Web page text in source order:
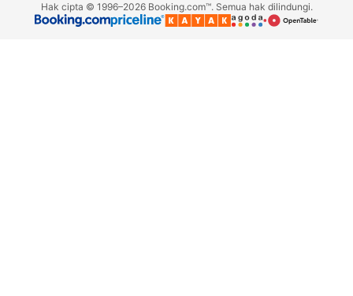
Hak cipta © 1996–2026 Booking.com™. Semua hak dilindungi.